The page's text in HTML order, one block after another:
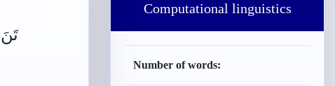
Computational linguistics
Number of words:
تَنَ